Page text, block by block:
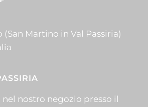
(San Martino in Val Passiria)
nostro negozio presso il